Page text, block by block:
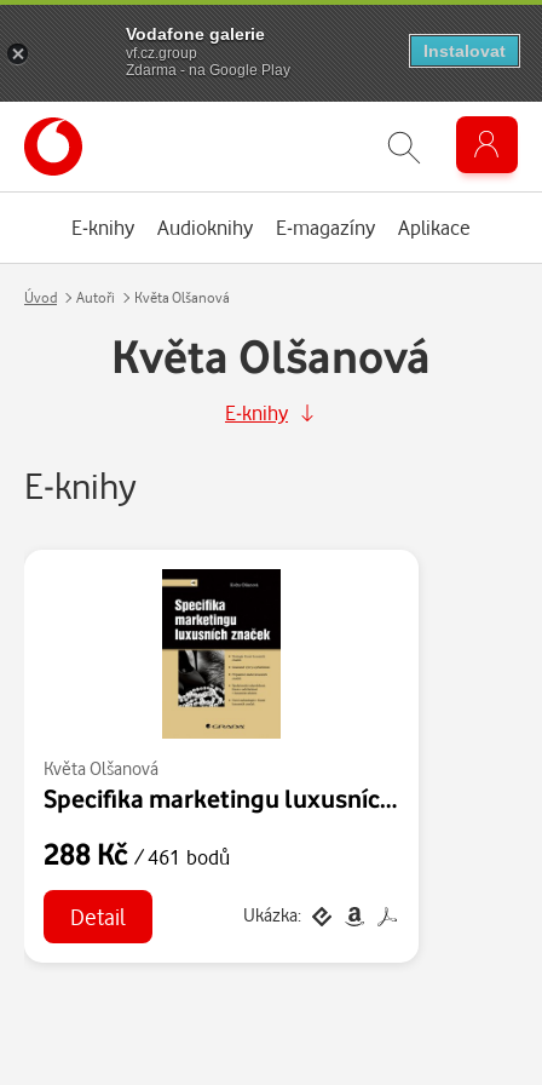
E-knihy Audioknihy E-magazíny Aplikace
Úvod Autoři Květa Olšanová
Květa Olšanová
E-knihy
E-knihy
Květa Olšanová
Specifika marketingu luxusních značek
288 Kč / 461 bodů
Detail Ukázka:
Vodafone galerie
vf.cz.group
Zdarma - na Google Play
Instalovat